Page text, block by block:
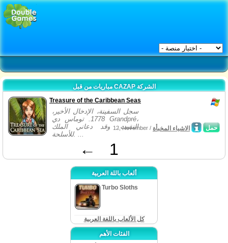
مباريات من قبل CAZAP الشركة
Treasure of the Caribbean Seas
سجل السفينة، الإدخال الأخير،
1778. توماس دي Grandpré،
النقيب. وقد دعاني الملك
للأسلحة. ...
حمل 12, November / الاشياء المخبأة
← 1
ألعاب باللة العربية
Turbo Sloths
كل الألعاب باللغة العربية
الفئات الأهم